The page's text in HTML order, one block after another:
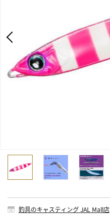
釣具のキャスティング JAL Mall店